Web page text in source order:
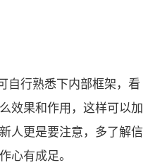
行熟悉下内部框架，看
效果和作用，这样可以加
人更是要注意，多了解信
心有成足。